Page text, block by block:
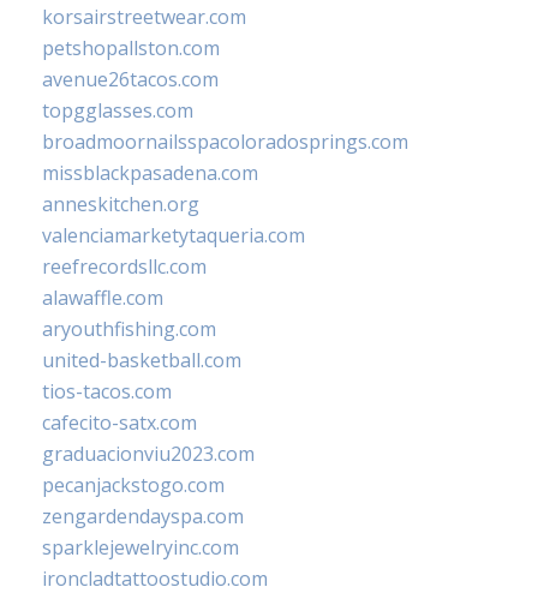
korsairstreetwear.com
petshopallston.com
avenue26tacos.com
topgglasses.com
broadmoornailsspacoloradosprings.com
missblackpasadena.com
anneskitchen.org
valenciamarketytaqueria.com
reefrecordsllc.com
alawaffle.com
aryouthfishing.com
united-basketball.com
tios-tacos.com
cafecito-satx.com
graduacionviu2023.com
pecanjackstogo.com
zengardendayspa.com
sparklejewelryinc.com
ironcladtattoostudio.com